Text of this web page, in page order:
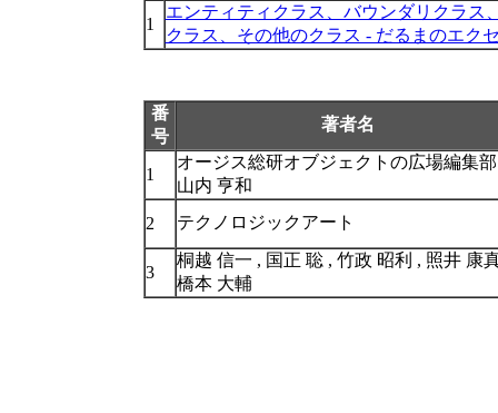
1
エンティティクラス、バウンダリクラス
クラス、その他のクラス - だるまのエク
番
号
著者名
1
オージス総研オブジェクトの広場編集
山内 亨和
2
テクノロジックアート
3
桐越 信一 , 国正 聡 , 竹政 昭利 , 照井 康
橋本 大輔